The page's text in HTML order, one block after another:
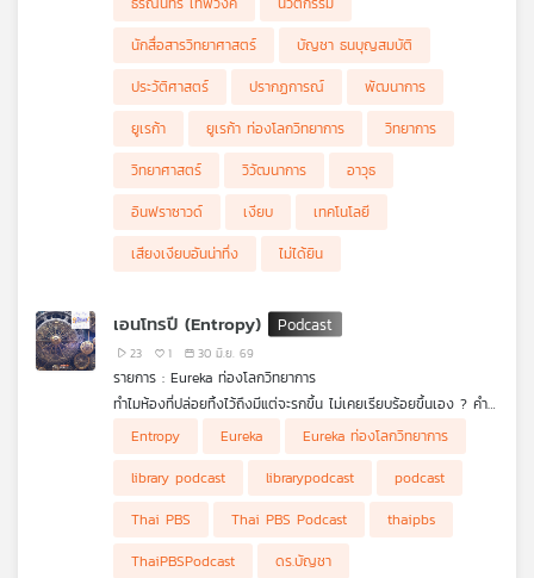
นักสื่อสารวิทยาศาสตร์
บัญชา ธนบุญสมบัติ
ประวัติศาสตร์
ปรากฏการณ์
พัฒนาการ
ยูเรก้า
ยูเรก้า ท่องโลกวิทยาการ
วิทยาการ
วิทยาศาสตร์
วิวัฒนาการ
อาวุธ
อินฟราซาวด์
เงียบ
เทคโนโลยี
เสียงเงียบอันน่าทึ่ง
ไม่ได้ยิน
เอนโทรปี (Entropy)
23 1 30 มิ.ย. 69
รายการ : Eureka ท่องโลกวิทยาการ
ทำไมห้องที่ปล่อยทิ้งไว้ถึงมีแต่จะรกขึ้น ไม่เคยเรียบร้อยขึ้นเอง ? คำ
ตอบของคำถามเหล่านี้ซ่อนอยู่ในแนวคิดฟิสิกส์อันนลึกซึ้งที่เรียกว่า
เอนโทรปี (Entropy) ปริมาณที่มีจุดเริ่มต้นจากความพยายามในการ
เข้าใจเครื่องจักรไอน้ำในยุคปฏิวัติอุตสาหกรรม โดย รูดอล์ฟ เคลาซิ
อุส (Rudolf Clausius) และพบว่าเอนโทรปีของระบบโดดเดี่ยวไม่มีวัน
ลดลง จนเปรียบเสมือน ลูกศรแห่งกาลเวลา (Arrow of Time) ที่
ตอนนี้ ดร.ธนภัทร์ ดีสุวรรณ อาจารย์
ประจำภาควิชาฟิสิกส์ คณะวิทยาศาสตร์ มหาวิทยาลัยเทคโนโลยี
พระจอมเกล้าธนบุรี จะพาทุกท่านไปเรียนรู้รากฐานในอุณหพลศาสตร์
(Thermodynamics) จุดกำเนิดของเอนโทรปี และแนวคิดเรื่อง
พลังงานอิสระ (fee energy)
จากนั้นจะกล่าวถึงสะพานเชื่อมสู่โลกจุลภาค อันเป็นผลมาจากการ
ปฏิวัติทางความคิดของ ลูทวิช บ็อลทซ์มันน์ (Ludwig Boltzmann)
อธิบายเอนโทรปีผ่านจำนวนสถานะระดับจุลภาค (microstate) จนเกิด
เป็นสมการพลิกโลกอย่าง S = k ln (Omega) อันเป็นหัวใจของวิชา
ปิดท้ายด้วยเรื่องราวของ คล็อด แชนนอน (Claude Shannon) ซึ่ง
พัฒนาแนวคิด เอนโทรปีเชิงสารสนเทศ (information entropy)
ในวิทยาการสารสนเทศ ซึ่งมีแง่มุมเทียบเคียงกับเอนโทรปีในวิชาอุณห
พลศาสตร์และกลศาสตร์เชิงสถิติอย่างน่าทึ่ง เตรียมพบกับการผสาน
ศาสตร์ทั้ง 3 ตั้งแต่ อุณหพลศาสตร์ กลศาสตร์เชิงสถิติ และ
Entropy Eureka
Eureka ท่องโลกวิทยาการ
library podcast
librarypodcast
podcast
Thai PBS
Thai PBS Podcast
thaipbs
ThaiPBSPodcast
ดร.บัญชา